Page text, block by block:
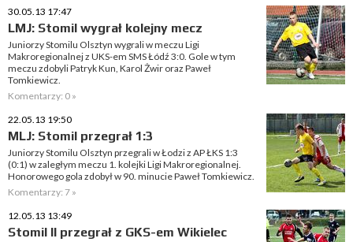
30.05.13 17:47
LMJ: Stomil wygrał kolejny mecz
Juniorzy Stomilu Olsztyn wygrali w meczu Ligi
Makroregionalnej z UKS-em SMS Łódź 3:0. Gole w tym
meczu zdobyli Patryk Kun, Karol Żwir oraz Paweł
Tomkiewicz.
Komentarzy: 0 »
22.05.13 19:50
MLJ: Stomil przegrał 1:3
Juniorzy Stomilu Olsztyn przegrali w Łodzi z AP ŁKS 1:3
(0:1) w zaległym meczu 1. kolejki Ligi Makroregionalnej.
Honorowego gola zdobył w 90. minucie Paweł Tomkiewicz.
Komentarzy: 7 »
12.05.13 13:49
Stomil II przegrał z GKS-em Wikielec